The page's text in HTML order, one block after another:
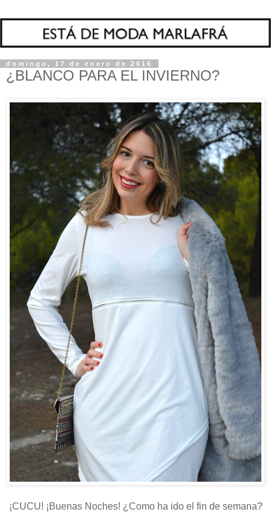
domingo, 17 de enero de 2016
¿BLANCO PARA EL INVIERNO?
¡CUCU! ¡Buenas Noches! ¿Como ha ido el fin de semana?